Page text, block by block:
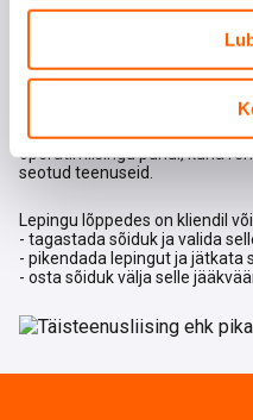
Renditasu on kogu
sõltub sõiduki ostuhinnast ja
ning valitud lisateenustest.
Täisteenusrendi kuumakse
operatiivliisingu puhul, kuna
seotud teenuseid.
Lepingu lõppedes on kliendil
- tagastada sõiduk ja valida
- pikendada lepingut ja jätkata
- osta sõiduk välja selle